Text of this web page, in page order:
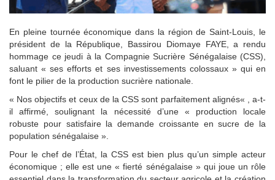
En pleine tournée économique dans la région de Saint-Louis, le
président de la République, Bassirou Diomaye FAYE, a rendu
hommage ce jeudi à la Compagnie Sucrière Sénégalaise (CSS),
saluant « ses efforts et ses investissements colossaux » qui en
font le pilier de la production sucrière nationale.
« Nos objectifs et ceux de la CSS sont parfaitement alignés« , a-t-
il affirmé, soulignant la nécessité d’une « production locale
robuste pour satisfaire la demande croissante en sucre de la
population sénégalaise ».
Pour le chef de l’État, la CSS est bien plus qu’un simple acteur
économique ; elle est une « fierté sénégalaise » qui joue un rôle